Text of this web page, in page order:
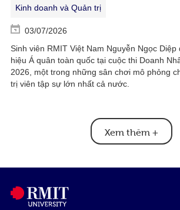
Kinh doanh và Quản trị
03/07/2026
Sinh viên RMIT Việt Nam Nguyễn Ngọc Diệp
hiệu Á quân toàn quốc tại cuộc thi Doanh
2026, một trong những sân chơi mô phỏng
trị viên tập sự lớn nhất cả nước.
Xem thêm +